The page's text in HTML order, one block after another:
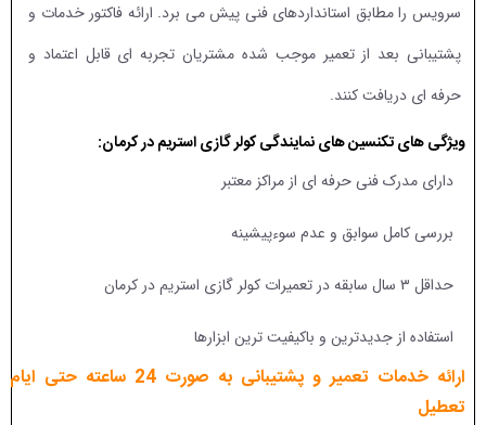
سرویس را مطابق استانداردهای فنی پیش می برد. ارائه فاکتور خدمات و
پشتیبانی بعد از تعمیر موجب شده مشتریان تجربه ای قابل اعتماد و
حرفه ای دریافت کنند.
ویژگی های تکنسین های نمایندگی کولر گازی استریم در کرمان:
دارای مدرک فنی حرفه ای از مراکز معتبر
بررسی کامل سوابق و عدم سوءپیشینه
حداقل ۳ سال سابقه در تعمیرات کولر گازی استریم در کرمان
استفاده از جدیدترین و باکیفیت ترین ابزارها
ارائه خدمات تعمیر و پشتیبانی به صورت 24 ساعته حتی ایام
تعطیل